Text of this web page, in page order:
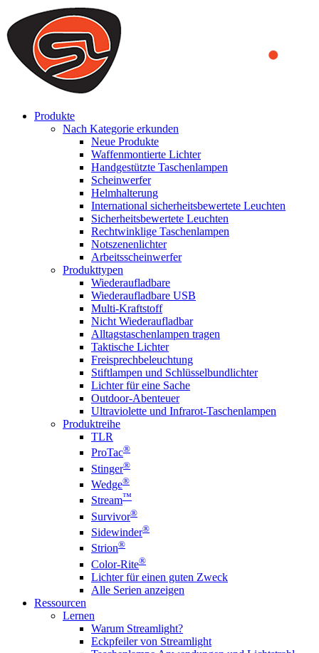
We use cookies to ensure that we provide you the best experience
on our website. By continuing to browse this website, you accept
that cookies are used to help us analyze how the website is used and
to offer you a better experience. To learn more or to find out how
you can disable cookies, you can access our
Produkte
Nach Kategorie erkunden
Neue Produkte
Waffenmontierte Lichter
Handgestützte Taschenlampen
Scheinwerfer
Helmhalterung
International sicherheitsbewertete Leuchten
Sicherheitsbewertete Leuchten
Rechtwinklige Taschenlampen
Notszenenlichter
Arbeitsscheinwerfer
Produkttypen
Wiederaufladbare
Wiederaufladbare USB
Multi-Kraftstoff
Nicht Wiederaufladbar
Alltagstaschenlampen tragen
Taktische Lichter
Freisprechbeleuchtung
Stiftlampen und Schlüsselbundlichter
Lichter für eine Sache
Outdoor-Abenteuer
Ultraviolette und Infrarot-Taschenlampen
Produktreihe
TLR
ProTac®
Stinger®
Wedge®
Stream™
Survivor®
Sidewinder®
Strion®
Color-Rite®
Lichter für einen guten Zweck
Alle Serien anzeigen
Ressourcen
Lernen
Warum Streamlight?
Eckpfeiler von Streamlight